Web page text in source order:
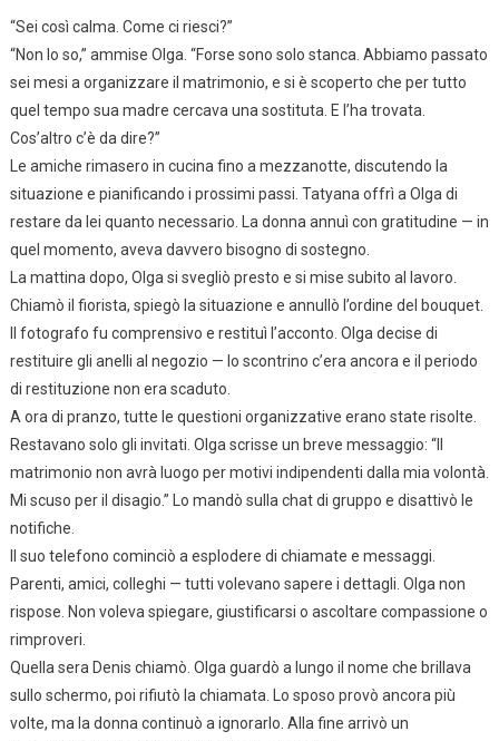
“Sei così calma. Come ci riesci?”
“Non lo so,” ammise Olga. “Forse sono solo stanca. Abbiamo passato
sei mesi a organizzare il matrimonio, e si è scoperto che per tutto
quel tempo sua madre cercava una sostituta. E l’ha trovata.
Cos’altro c’è da dire?”
Le amiche rimasero in cucina fino a mezzanotte, discutendo la
situazione e pianificando i prossimi passi. Tatyana offrì a Olga di
restare da lei quanto necessario. La donna annuì con gratitudine — in
quel momento, aveva davvero bisogno di sostegno.
La mattina dopo, Olga si svegliò presto e si mise subito al lavoro.
Chiamò il fiorista, spiegò la situazione e annullò l’ordine del bouquet.
Il fotografo fu comprensivo e restituì l’acconto. Olga decise di
restituire gli anelli al negozio — lo scontrino c’era ancora e il periodo
di restituzione non era scaduto.
A ora di pranzo, tutte le questioni organizzative erano state risolte.
Restavano solo gli invitati. Olga scrisse un breve messaggio: “Il
matrimonio non avrà luogo per motivi indipendenti dalla mia volontà.
Mi scuso per il disagio.” Lo mandò sulla chat di gruppo e disattivò le
notifiche.
Il suo telefono cominciò a esplodere di chiamate e messaggi.
Parenti, amici, colleghi — tutti volevano sapere i dettagli. Olga non
rispose. Non voleva spiegare, giustificarsi o ascoltare compassione o
rimproveri.
Quella sera Denis chiamò. Olga guardò a lungo il nome che brillava
sullo schermo, poi rifiutò la chiamata. Lo sposo provò ancora più
volte, ma la donna continuò a ignorarlo. Alla fine arrivò un